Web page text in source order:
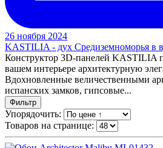
26 ноября 2024
KASTILIA - дух Средиземноморья в
Конструктор 3D-панелей KASTILIA
вашем интерьере архитектурную
Вдохновленные величественными
испанских замков, гипсовые...
Фильтр
Упорядочить:
Товаров на странице: